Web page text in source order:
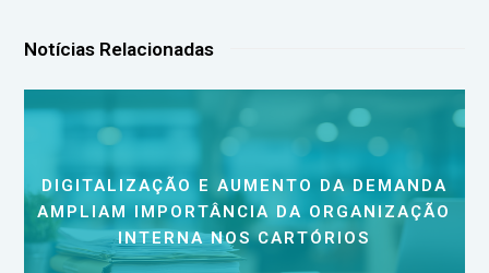
Notícias Relacionadas
DIGITALIZAÇÃO E AUMENTO DA DEMANDA
AMPLIAM IMPORTÂNCIA DA ORGANIZAÇÃO
INTERNA NOS CARTÓRIOS